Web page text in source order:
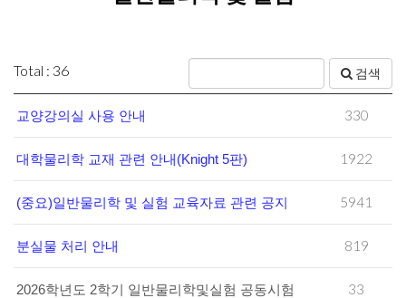
Total : 36 검색
교양강의실 사용 안내 330
대학물리학 교재 관련 안내(Knight 5판) 1922
(중요)일반물리학 및 실험 교육자료 관련 공지 5941
분실물 처리 안내 819
2026학년도 2학기 일반물리학및실험 공동시험
33